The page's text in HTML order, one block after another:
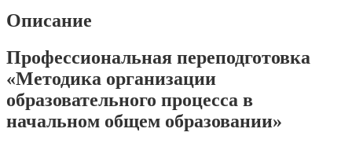
образовательного
процесса
начальном
общем
образовании»
Описание
Профессиональная переподготовка
«Методика организации
образовательного процесса в
начальном общем образовании»